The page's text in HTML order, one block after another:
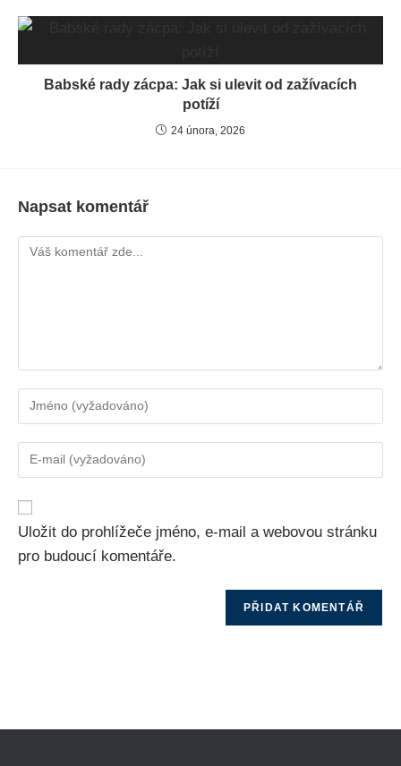
Babské rady zácpa: Jak si ulevit od zažívacích
potíží
24 února, 2026
Napsat komentář
Uložit do prohlížeče jméno, e-mail a webovou stránku
pro budoucí komentáře.